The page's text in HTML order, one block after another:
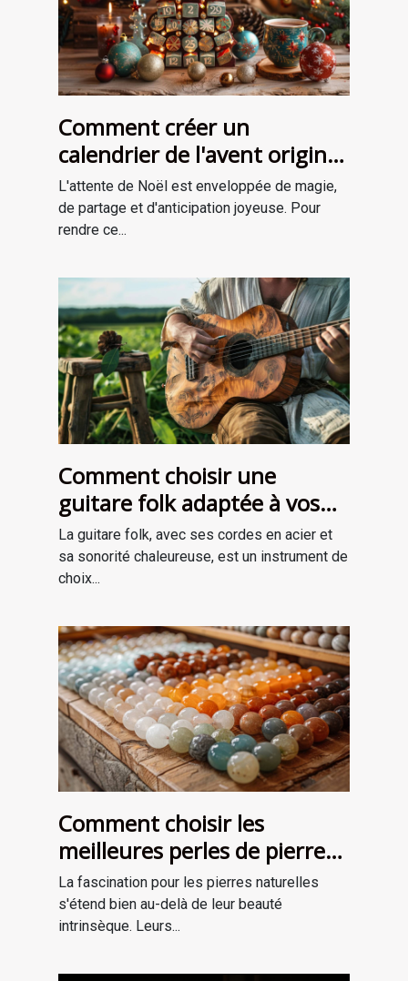
Comment créer un
calendrier de l'avent original
pour attendre Noël
L'attente de Noël est enveloppée de magie,
de partage et d'anticipation joyeuse. Pour
rendre ce...
Comment choisir une
guitare folk adaptée à vos
besoins
La guitare folk, avec ses cordes en acier et
sa sonorité chaleureuse, est un instrument de
choix...
Comment choisir les
meilleures perles de pierre
naturelle pour vos projets de
bijouterie et de lithothérapie
La fascination pour les pierres naturelles
s'étend bien au-delà de leur beauté
intrinsèque. Leurs...